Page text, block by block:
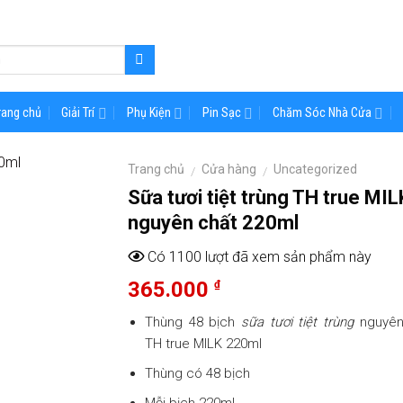
chủ Giải Trí Phụ Kiện Pin Sạc Chăm Sóc Nhà Cửa
Trang chủ / Cửa hàng / Uncategorized
Sữa tươi tiệt trùng TH true
nguyên chất 220ml
Có 1100 lượt đã xem sản phẩm này
365.000 ₫
Thùng 48 bịch sữa tươi tiệt trùng
TH true MILK 220ml
Thùng có 48 bịch